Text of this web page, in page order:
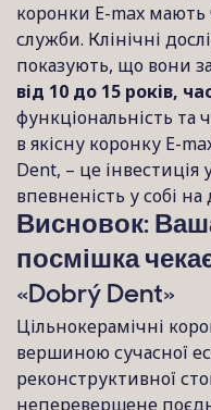
коронки E-max
служби. Клінічні
показують, що вони
від 10 до 15 років,
функціональність та
в якісну коронку E-
Dent, – це інвестиція
впевненість у собі
Висновок:
посмішка
«Dobrý Dent»
Цільнокерамічні
вершиною сучасної
реконструктивної
неперевершене